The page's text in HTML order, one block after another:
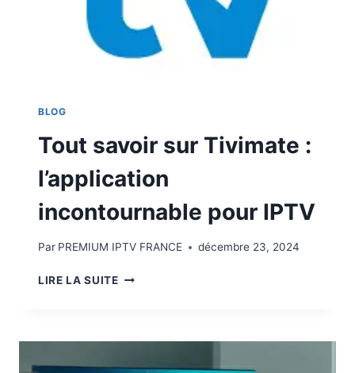
BLOG
Tout savoir sur Tivimate :
l’application
incontournable pour IPTV
Par PREMIUM IPTV FRANCE décembre 23, 2024
LIRE LA SUITE